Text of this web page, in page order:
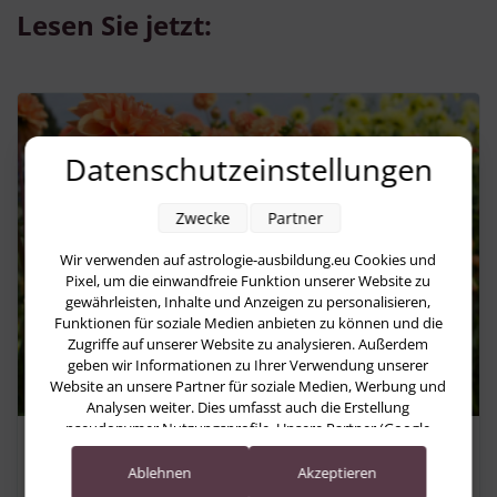
Lesen Sie jetzt:
August 2026: Zwischen Erkenntnis
Astrologische Monatsvorschau
Datenschutzeinstellungen
Wir verwenden auf astrologie-ausbildung.eu Cookies und
Pixel, um die einwandfreie Funktion unserer Website zu
gewährleisten, Inhalte und Anzeigen zu personalisieren,
Funktionen für soziale Medien anbieten zu können und die
Zugriffe auf unserer Website zu analysieren. Außerdem
geben wir Informationen zu Ihrer Verwendung unserer
Website an unsere Partner für soziale Medien, Werbung und
Analysen weiter. Dies umfasst auch die Erstellung
pseudonymer Nutzungsprofile. Unsere Partner (Google
Advertising Products) führen diese Informationen
möglicherweise mit weiteren Daten zusammen, die Sie ihnen
Zwecke Partner
Ablehnen Akzeptieren